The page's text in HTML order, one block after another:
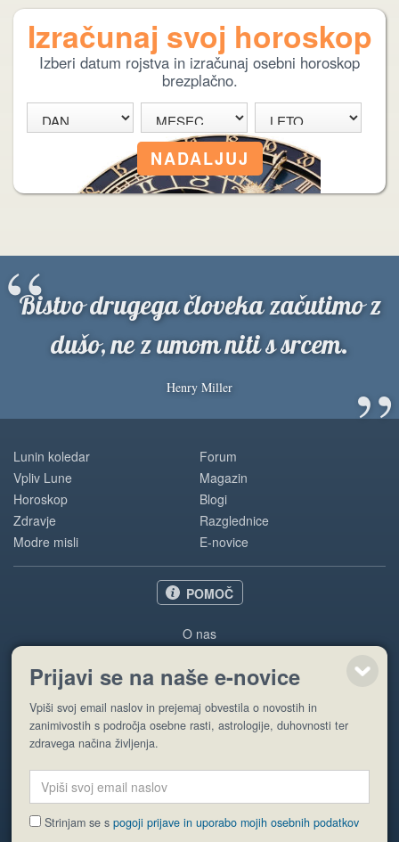
Izračunaj svoj horoskop
Izberi datum rojstva in izračunaj osebni horoskop
brezplačno.
Bistvo drugega človeka začutimo z
dušo, ne z umom niti s srcem.
Henry Miller ”
“
Lunin koledar
Vpliv Lune
Horoskop
Zdravje
Modre misli
Forum
Magazin
Blogi
Razglednice
E-novice
POMOČ
O nas
Pogoji uporabe
Pošlji stran
Prijavi se na naše e-novice
Vpiši svoj email naslov in prejemaj obvestila o novostih in
zanimivostih s področja osebne rasti, astrologije, duhovnosti ter
zdravega načina življenja.
Strinjam se spogoji prijave in uporabo mojih osebnih podatkov